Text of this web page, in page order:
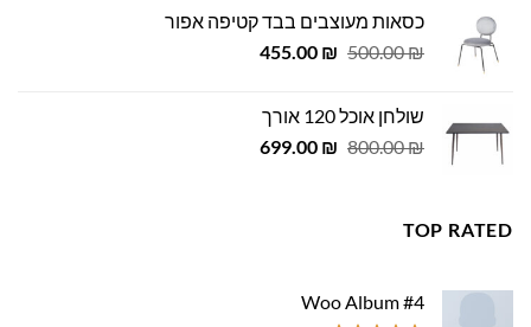
999.00 ₪.
979.00 ₪.
כסאות מעוצבים בבד קטיפה אפור
500.00₪
המחיר
500.00 ₪.
455.00 ₪
המחיר
שולחן אוכל 120 אורך
800.00₪
המחיר
699.00 ₪
המחיר
TOP RATED
Woo Album #4